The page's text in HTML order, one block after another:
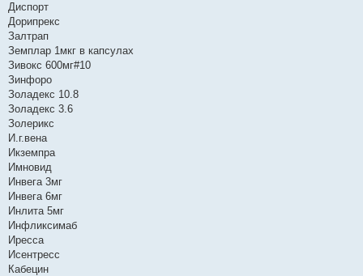
Диспорт
Дорипрекс
Залтрап
Земплар 1мкг в капсулах
Зивокс 600мг#10
Зинфоро
Золадекс 10.8
Золадекс 3.6
Золерикс
И.г.вена
Икземпра
Имновид
Инвега 3мг
Инвега 6мг
Инлита 5мг
Инфликсимаб
Иресса
Исентресс
Кабецин